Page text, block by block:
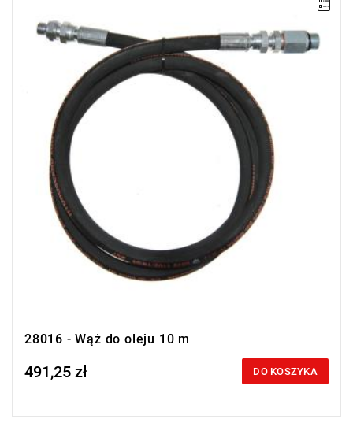
28016 - Wąż do oleju 10 m
Price tax included
491,25 zł DO KOSZYKA